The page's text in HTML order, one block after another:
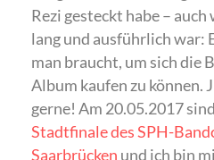
Rezi gesteckt habe –
lang und ausführlich war:
man braucht, um sich die
Album kaufen zu können.
gerne! Am 20.05.2017
Stadtfinale des SPH-
Saarbrücken und ich bin